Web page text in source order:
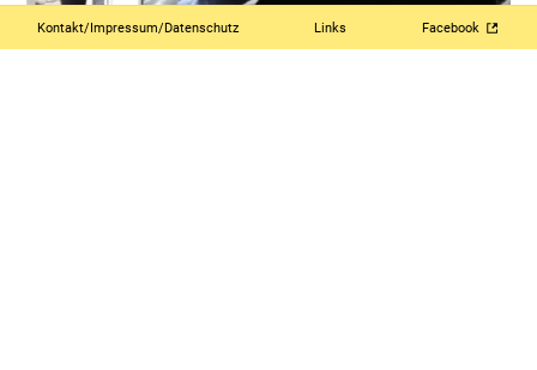
Kontakt/Impressum/Datenschutz Links Facebook